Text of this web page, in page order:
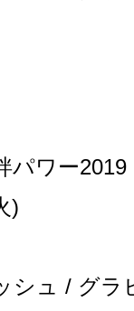
ワー2019
)
シュ / グラ